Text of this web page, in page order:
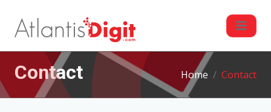
Contact Home Contact